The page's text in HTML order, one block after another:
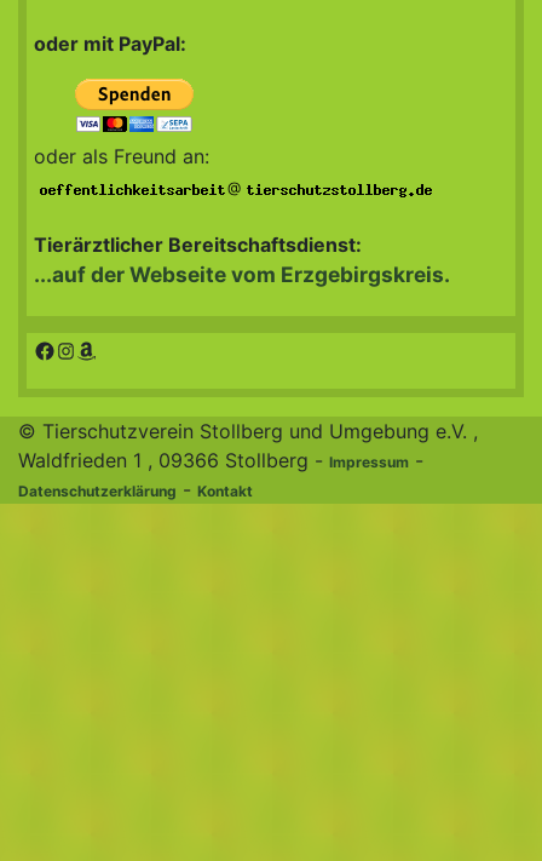
oder mit PayPal:
oder als Freund an:
@
Tierärztlicher Bereitschaftsdienst:
...auf der Webseite vom Erzgebirgskreis.
Facebook
Instagram
Amazon
© Tierschutzverein Stollberg und Umgebung e.V. ,
Waldfrieden 1 , 09366 Stollberg - Impressum -
Datenschutzerklärung - Kontakt